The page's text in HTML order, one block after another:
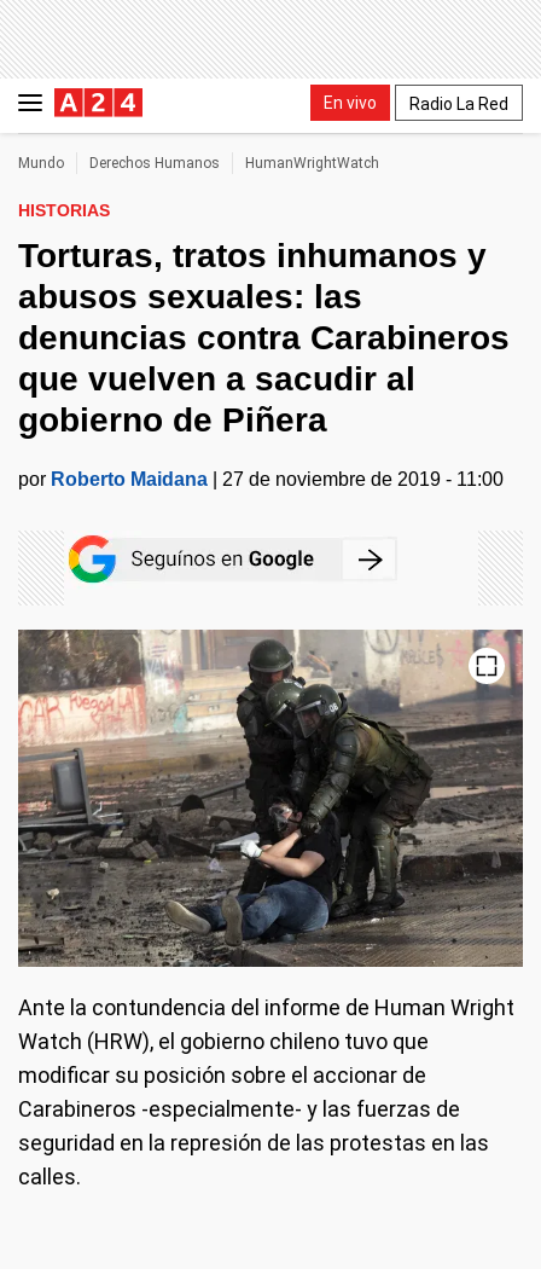
En vivo Radio La Red
Mundo Derechos Humanos HumanWrightWatch
HISTORIAS
Torturas, tratos inhumanos y
abusos sexuales: las
denuncias contra Carabineros
que vuelven a sacudir al
gobierno de Piñera
por Roberto Maidana 27 de noviembre de 2019 - 11:00
Ante la contundencia del informe de Human Wright
Watch (HRW), el gobierno chileno tuvo que
modificar su posición sobre el accionar de
Carabineros -especialmente- y las fuerzas de
seguridad en la represión de las protestas en las
calles.